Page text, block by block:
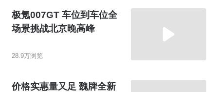
极氪007GT 车位到车位全
场景挑战北京晚高峰
28.9万浏览
价格实惠量又足 魏牌全新